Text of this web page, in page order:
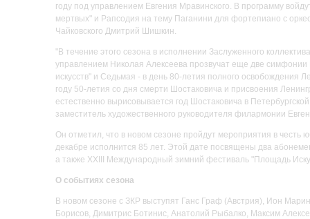
году под управлением Евгения Мравинского. В программу
мертвых" и Рапсодия на тему Паганини для фортепиано с
Чайковского Дмитрий Шишкин.
"В течение этого сезона в исполнении Заслуженного
управлением Николая Алексеева прозвучат еще две
искусств" и Седьмая - в день 80-летия полного освобождения
году 50-летия со дня смерти Шостаковича и присвоения
естественно вырисовывается год Шостаковича в
заместитель художественного руководителя филармонии
Он отметил, что в новом сезоне пройдут мероприятия в
декабре исполнится 85 лет. Этой дате посвящены два
а также XXIII Международный зимний фестиваль "Площадь
О событиях сезона
В новом сезоне с ЗКР выступят Ганс Граф (Австрия), Ион
Борисов, Димитрис Ботинис, Анатолий Рыбалко, Максим